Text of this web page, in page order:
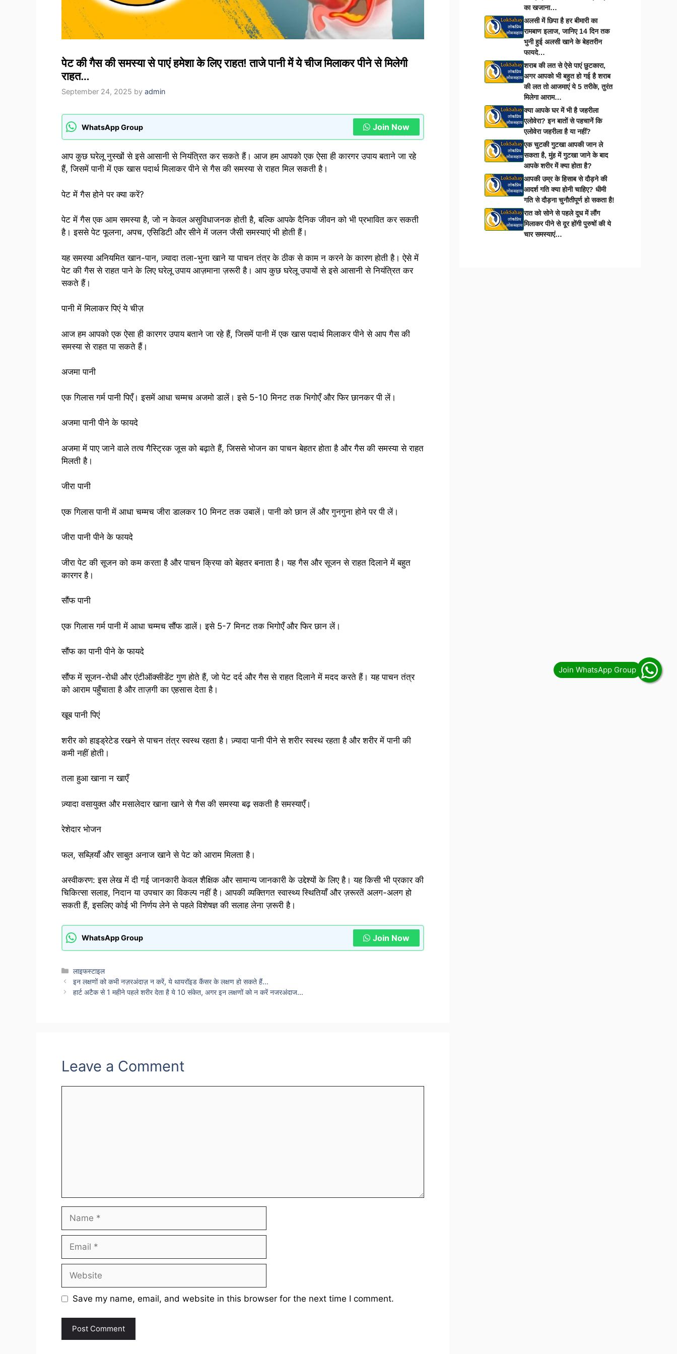
पेट की गैस की समस्या से पाएं हमेशा के लिए राहत! ताजे पानी में ये चीज मिलाकर पीने से मिलेगी
राहत…
September 24, 2025 by admin
WhatsApp Group Join Now
आप कुछ घरेलू नुस्खों से इसे आसानी से नियंत्रित कर सकते हैं। आज हम आपको एक ऐसा ही कारगर उपाय बताने जा रहे
हैं, जिसमें पानी में एक खास पदार्थ मिलाकर पीने से गैस की समस्या से राहत मिल सकती है।
पेट में गैस होने पर क्या करें?
पेट में गैस एक आम समस्या है, जो न केवल असुविधाजनक होती है, बल्कि आपके दैनिक जीवन को भी प्रभावित कर सकती
है। इससे पेट फूलना, अपच, एसिडिटी और सीने में जलन जैसी समस्याएं भी होती हैं।
यह समस्या अनियमित खान-पान, ज़्यादा तला-भुना खाने या पाचन तंत्र के ठीक से काम न करने के कारण होती है। ऐसे में
पेट की गैस से राहत पाने के लिए घरेलू उपाय आज़माना ज़रूरी है। आप कुछ घरेलू उपायों से इसे आसानी से नियंत्रित कर
सकते हैं।
पानी में मिलाकर पिएं ये चीज़
आज हम आपको एक ऐसा ही कारगर उपाय बताने जा रहे हैं, जिसमें पानी में एक खास पदार्थ मिलाकर पीने से आप गैस की
समस्या से राहत पा सकते हैं।
अजमा पानी
एक गिलास गर्म पानी पिएँ। इसमें आधा चम्मच अजमो डालें। इसे 5-10 मिनट तक भिगोएँ और फिर छानकर पी लें।
अजमा पानी पीने के फायदे
अजमा में पाए जाने वाले तत्व गैस्ट्रिक जूस को बढ़ाते हैं, जिससे भोजन का पाचन बेहतर होता है और गैस की समस्या से राहत
मिलती है।
जीरा पानी
एक गिलास पानी में आधा चम्मच जीरा डालकर 10 मिनट तक उबालें। पानी को छान लें और गुनगुना होने पर पी लें।
जीरा पानी पीने के फायदे
जीरा पेट की सूजन को कम करता है और पाचन क्रिया को बेहतर बनाता है। यह गैस और सूजन से राहत दिलाने में बहुत
कारगर है।
सौंफ पानी
एक गिलास गर्म पानी में आधा चम्मच सौंफ डालें। इसे 5-7 मिनट तक भिगोएँ और फिर छान लें।
सौंफ का पानी पीने के फायदे
सौंफ में सूजन-रोधी और एंटीऑक्सीडेंट गुण होते हैं, जो पेट दर्द और गैस से राहत दिलाने में मदद करते हैं। यह पाचन तंत्र
को आराम पहुँचाता है और ताज़गी का एहसास देता है।
खूब पानी पिएं
शरीर को हाइड्रेटेड रखने से पाचन तंत्र स्वस्थ रहता है। ज़्यादा पानी पीने से शरीर स्वस्थ रहता है और शरीर में पानी की
कमी नहीं होती।
तला हुआ खाना न खाएँ
ज़्यादा वसायुक्त और मसालेदार खाना खाने से गैस की समस्या बढ़ सकती है समस्याएँ।
रेशेदार भोजन
फल, सब्ज़ियाँ और साबुत अनाज खाने से पेट को आराम मिलता है।
अस्वीकरण: इस लेख में दी गई जानकारी केवल शैक्षिक और सामान्य जानकारी के उद्देश्यों के लिए है। यह किसी भी प्रकार की
चिकित्सा सलाह, निदान या उपचार का विकल्प नहीं है। आपकी व्यक्तिगत स्वास्थ्य स्थितियाँ और ज़रूरतें अलग-अलग हो
सकती हैं, इसलिए कोई भी निर्णय लेने से पहले विशेषज्ञ की सलाह लेना ज़रूरी है।
WhatsApp Group Join Now
Categories
लाइफस्टाइल
इन लक्षणों को कभी नज़रअंदाज़ न करें, ये थायरॉइड कैंसर के लक्षण हो सकते हैं…
हार्ट अटैक से 1 महीने पहले शरीर देता है ये 10 संकेत, अगर इन लक्षणों को न करें नजरअंदाज…
Leave a Comment
Save my name, email, and website in this browser for the next time I comment.
का खजाना…
अलसी में छिपा है हर बीमारी का
रामबाण इलाज, जानिए 14 दिन तक
भुनी हुई अलसी खाने के बेहतरीन
फायदे…
शराब की लत से ऐसे पाएं छुटकारा,
अगर आपको भी बहुत हो गई है शराब
की लत तो आजमाएं ये 5 तरीके, तुरंत
मिलेगा आराम…
क्या आपके घर में भी है जहरीला
एलोवेरा? इन बातों से पहचानें कि
एलोवेरा जहरीला है या नहीं?
एक चुटकी गुटखा आपकी जान ले
सकता है, मुंह में गुटखा जाने के बाद
आपके शरीर में क्या होता है?
आपकी उम्र के हिसाब से दौड़ने की
आदर्श गति क्या होनी चाहिए? धीमी
गति से दौड़ना चुनौतीपूर्ण हो सकता है!
रात को सोने से पहले दूध में लौंग
मिलाकर पीने से दूर होंगी पुरुषों की ये
चार समस्याएं…